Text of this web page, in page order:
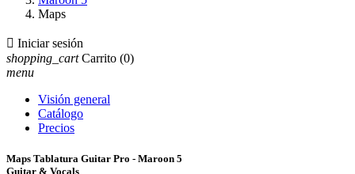
Maps
 Iniciar sesión
shopping_cart Carrito (0)
menu
Visión general
Catálogo
Precios
Maps Tablatura Guitar Pro - Maroon 5
Guitar & Vocals